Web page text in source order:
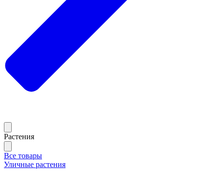
Растения
Все товары
Уличные растения